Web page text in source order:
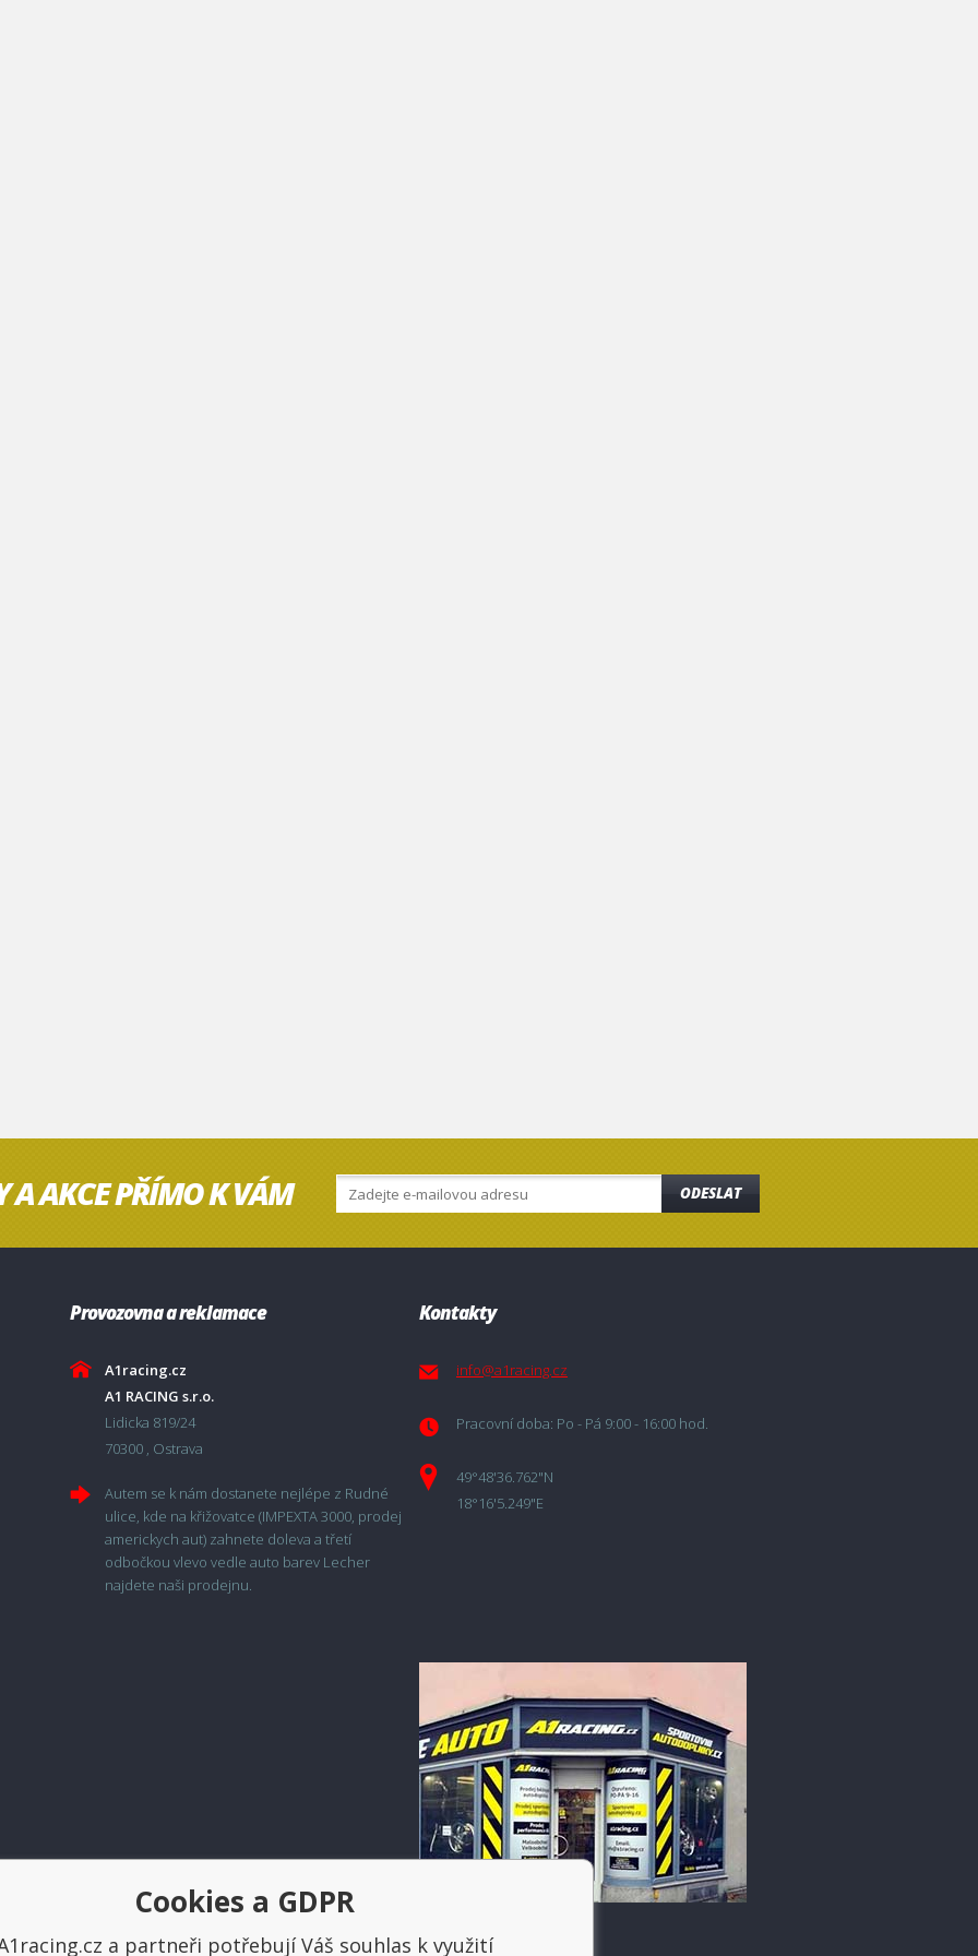
A AKCE PŘÍMO K VÁM ODESLAT
Provozovna a reklamace
A1racing.cz
A1 RACING s.r.o.
Lidicka 819/24
70300 , Ostrava
Autem se k nám dostanete nejlépe z Rudné
ulice, kde na křižovatce (IMPEXTA 3000, prodej
americkych aut) zahnete doleva a třetí
odbočkou vlevo vedle auto barev Lecher
najdete naši prodejnu.
Kontakty
info@a1racing.cz
Pracovní doba: Po - Pá 9:00 - 16:00 hod.
49°48'36.762"N
18°16'5.249"E
Platba a doprava
Cookies a GDPR
a partneři potřebují Váš souhlas k využití